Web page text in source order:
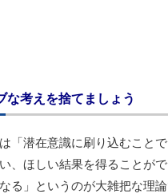
な考えを捨てましょう
「潜在意識に刷り込むこと
、ほしい結果を得ることが
る」というのが大雑把な理論